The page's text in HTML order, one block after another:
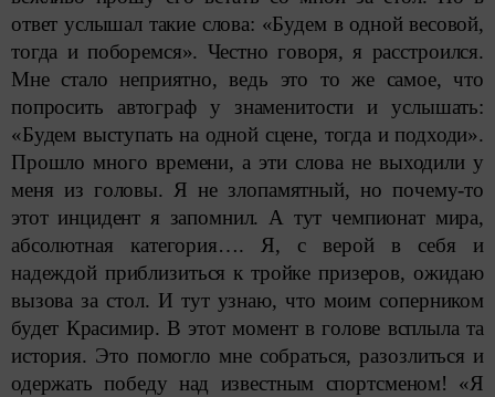
ответ услышал такие слова: «Будем в одной весовой,
тогда и поборемся». Честно говоря, я расстроился.
Мне стало неприятно, ведь это то же самое, что
попросить автограф у знаменитости и услышать:
«Будем выступать на одной сцене, тогда и подходи».
Прошло много времени, а эти слова не выходили у
меня из головы. Я не злопамятный, но почему-то
этот инцидент я запомнил. А тут чемпионат мира,
абсолютная категория…. Я, с верой в себя и
надеждой приблизиться к тройке призеров, ожидаю
вызова за стол. И тут узнаю, что моим соперником
будет Красимир. В этот момент в голове всплыла та
история. Это помогло мне собраться, разозлиться и
одержать победу над известным спортсменом! «Я